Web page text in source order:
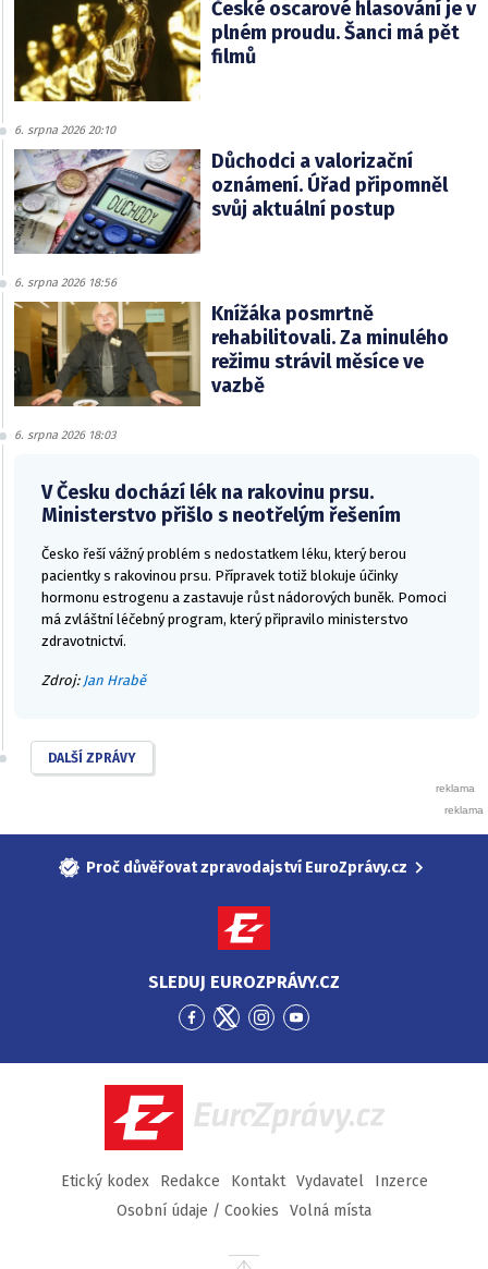
České oscarové hlasování je v
plném proudu. Šanci má pět
filmů
6. srpna 2026 20:10
Důchodci a valorizační
oznámení. Úřad připomněl
svůj aktuální postup
6. srpna 2026 18:56
Knížáka posmrtně
rehabilitovali. Za minulého
režimu strávil měsíce ve
vazbě
6. srpna 2026 18:03
V Česku dochází lék na rakovinu prsu.
Ministerstvo přišlo s neotřelým řešením
Česko řeší vážný problém s nedostatkem léku, který berou
pacientky s rakovinou prsu. Přípravek totiž blokuje účinky
hormonu estrogenu a zastavuje růst nádorových buněk. Pomoci
má zvláštní léčebný program, který připravilo ministerstvo
zdravotnictví.
Zdroj: Jan Hrabě
DALŠÍ ZPRÁVY
Proč důvěřovat zpravodajství EuroZprávy.cz
SLEDUJ EUROZPRÁVY.CZ
Přejít
Facebook
Přejít
Twitter
Přejít
Instagram
Přejít
YouTube
EuroZprávy.cz
Etický kodex Redakce Kontakt Vydavatel
Inzerce
Osobní údaje / Cookies
Volná místa
Přejít